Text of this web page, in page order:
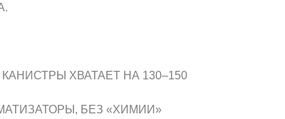
ХВАТАЕТ НА 130–150
БЕЗ «ХИМИИ»